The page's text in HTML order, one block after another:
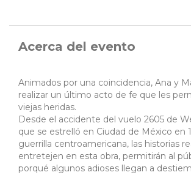
Acerca del evento
Animados por una coincidencia, Ana y
realizar un último acto de fe que les
viejas heridas.
Desde el accidente del vuelo 2605 de
que se estrelló en Ciudad de México en
guerrilla centroamericana, las historias
entretejen en esta obra, permitirán al
porqué algunos adioses llegan a